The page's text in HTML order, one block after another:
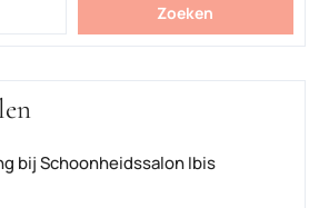
Zoeken
bij Schoonheidssalon Ibis